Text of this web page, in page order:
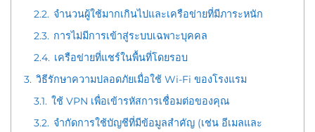
2.2. จำนวนผู้ใช้มากเกินไปและเครือข่ายที่มีภาระหนัก
2.3. การไม่มีการเข้าสู่ระบบเฉพาะบุคคล
2.4. เครือข่ายที่แชร์ในพื้นที่โดยรอบ
3. วิธีรักษาความปลอดภัยเมื่อใช้ Wi-Fi ของโรงแรม
3.1. ใช้ VPN เพื่อเข้ารหัสการเชื่อมต่อของคุณ
3.2. จำกัดการใช้บัญชีที่มีข้อมูลสำคัญ (เช่น อีเมลและ